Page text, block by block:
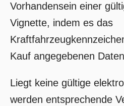
Vorhandensein einer
Vignette, indem es das
Kauf angegebenen
Liegt keine gültige
werden entsprechende